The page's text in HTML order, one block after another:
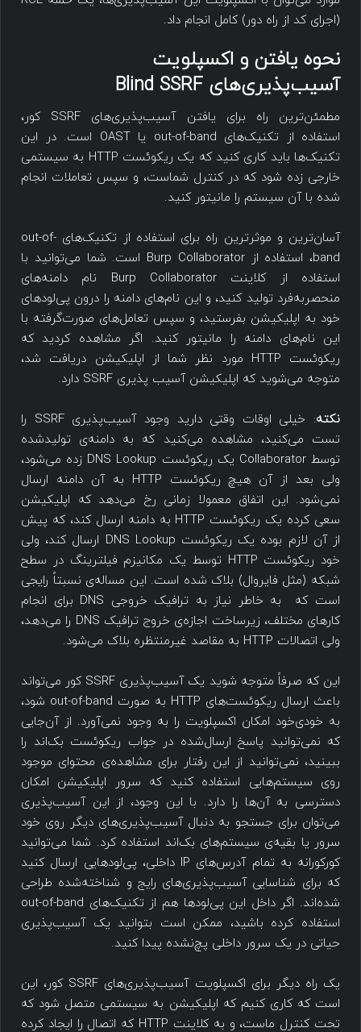
(اجرای کد از راه دور) کامل انجام داد.
نحوه یافتن و اکسپلویت
آسیب‌پذیری‌های Blind SSRF
مطمئن‌ترین راه برای یافتن آسیب‌پذیری‌های SSRF کور،
استفاده از تکنیک‌های out-of-band یا OAST است. در این
تکنیک‌ها باید کاری کنید که یک ریکوئست HTTP به سیستمی
خارجی زده شود که در کنترل شماست، و سپس تعاملات انجام
شده با آن سیستم را مانیتور کنید.
آسان‌ترین و موثرترین راه برای استفاده از تکنیک‌های out-of-
band، استفاده از Burp Collaborator است. شما می‌توانید با
استفاده از کلاینت Burp Collaborator نام دامنه‌های
منحصربه‌فرد تولید کنید، و این نام‌های دامنه را درون پی‌لودهای
خود به اپلیکیشن بفرستید، و سپس تعامل‌های صورت‌گرفته با
این نام‌های دامنه را مانیتور کنید. اگر مشاهده کردید که
ریکوئست HTTP مورد نظر شما از اپلیکیشن دریافت شد،
متوجه می‌شوید که اپلیکیشن آسیب پذیری SSRF دارد.
نکته
: خیلی اوقات وقتی دارید وجود آسیب‌پذیری SSRF را
تست می‌کنید، مشاهده می‌کنید که به دامنه‌ی تولیدشده
توسط Collaborator یک ریکوئست DNS Lookup زده می‌شود،
ولی بعد از آن هیچ ریکوئست HTTP به آن دامنه ارسال
نمی‌شود. این اتفاق معمولا زمانی رخ می‌دهد که اپلیکیشن
سعی کرده یک ریکوئست HTTP به دامنه ارسال کند، که پیش
از آن لازم بوده یک ریکوئست DNS Lookup ارسال کند، ولی
خود ریکوئست HTTP توسط یک مکانیزم فیلترینگ در سطح
شبکه (مثل فایروال) بلاک شده است. این مساله‌ی نسبتاً رایجی
است که به خاطر نیاز به ترافیک خروجی DNS برای انجام
کارهای مختلف، زیرساخت اجازه‌ی خروج ترافیک DNS را می‌دهد،
ولی اتصالات HTTP به مقاصد غیرمنتظره بلاک می‌شود.
این که صرفاً متوجه شوید یک آسیب‌پذیری SSRF کور می‌تواند
باعث ارسال ریکوئست‌های HTTP به صورت out-of-band شود،
به خودی‌خود امکان اکسپلویت را به وجود نمی‌آورد. از آن‌جایی
که نمی‌توانید پاسخ ارسال‌شده در جواب ریکوئست بک‌اند را
ببینید، نمی‌توانید از این رفتار برای مشاهده‌ی محتوای موجود
روی سیستم‌هایی استفاده کنید که سرور اپلیکیشن امکان
دسترسی به آن‌ها را دارد. با این وجود، از این آسیب‌پذیری
می‌توان برای جستجو به دنبال آسیب‌پذیری‌های دیگر روی خود
سرور یا بقیه‌ی سیستم‌های بک‌اند استفاده کرد. شما می‌توانید
کورکورانه به تمام آدرس‌های IP داخلی، پی‌‎لودهایی ارسال کنید
که برای شناسایی آسیب‌پذیری‌های رایج و شناخته‌شده طراحی
شده‌اند. اگر داخل این پی‌لودها هم از تکنیک‌های out-of-band
استفاده کرده باشید، ممکن است بتوانید یک آسیب‌پذیری
حیاتی در یک سرور داخلی پچ‌نشده پیدا کنید.
یک راه دیگر برای اکسپلویت آسیب‌پذیری‌های SSRF کور، این
است که کاری کنیم که اپلیکیشن به سیستمی متصل شود که
تحت کنترل ماست، و به کلاینت HTTP که اتصال را ایجاد کرده